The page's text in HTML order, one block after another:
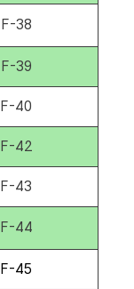
F-38
F-39
F-40
F-42
F-43
F-44
F-45